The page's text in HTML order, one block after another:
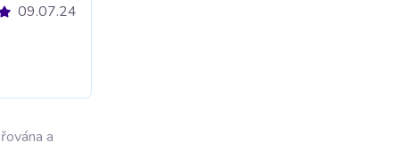
09.07.24
a